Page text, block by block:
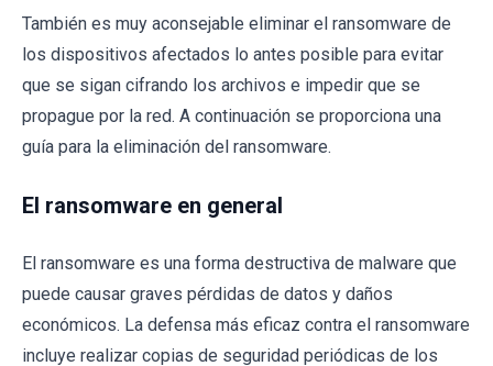
También es muy aconsejable eliminar el ransomware de
los dispositivos afectados lo antes posible para evitar
que se sigan cifrando los archivos e impedir que se
propague por la red. A continuación se proporciona una
guía para la eliminación del ransomware.
El ransomware en general
El ransomware es una forma destructiva de malware que
puede causar graves pérdidas de datos y daños
económicos. La defensa más eficaz contra el ransomware
incluye realizar copias de seguridad periódicas de los